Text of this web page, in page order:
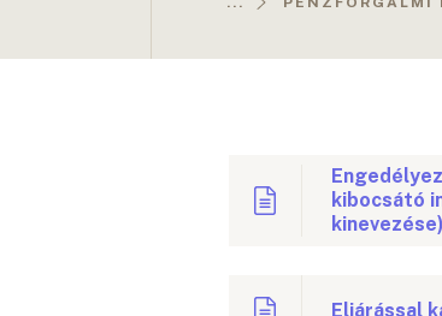
kibocsátó
Eljárással